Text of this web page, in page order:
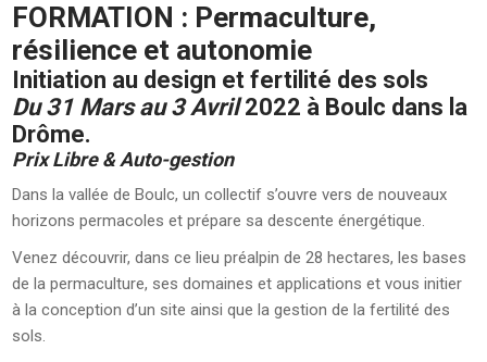
FORMATION : Permaculture,
résilience et autonomie
Initiation au design et fertilité des sols
Du 31 Mars au 3 Avril2022 à Boulc dans la
Drôme.
Prix Libre & Auto-gestion
Dans la vallée de Boulc, un collectif s’ouvre vers de nouveaux
horizons permacoles et prépare sa descente énergétique.
Venez découvrir, dans ce lieu préalpin de 28 hectares, les bases
de la permaculture, ses domaines et applications et vous initier
à la conception d’un site ainsi que la gestion de la fertilité des
sols.